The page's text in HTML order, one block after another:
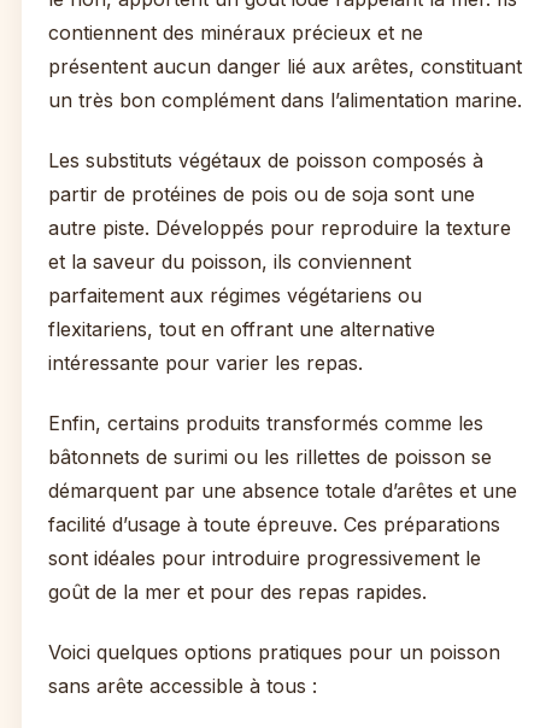
contiennent des minéraux précieux et ne
présentent aucun danger lié aux arêtes, constituant
un très bon complément dans l’alimentation marine.
Les substituts végétaux de poisson composés à
partir de protéines de pois ou de soja sont une
autre piste. Développés pour reproduire la texture
et la saveur du poisson, ils conviennent
parfaitement aux régimes végétariens ou
flexitariens, tout en offrant une alternative
intéressante pour varier les repas.
Enfin, certains produits transformés comme les
bâtonnets de surimi ou les rillettes de poisson se
démarquent par une absence totale d’arêtes et une
facilité d’usage à toute épreuve. Ces préparations
sont idéales pour introduire progressivement le
goût de la mer et pour des repas rapides.
Voici quelques options pratiques pour un poisson
sans arête accessible à tous :